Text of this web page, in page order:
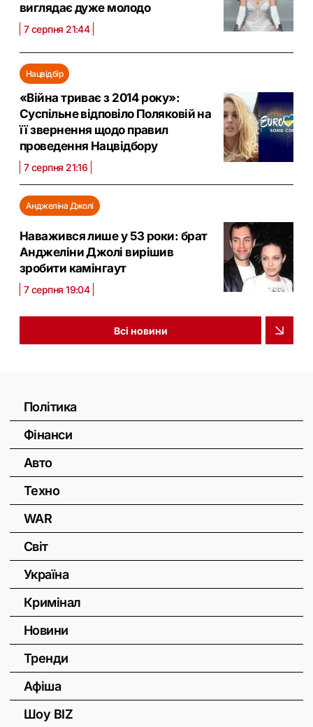
виглядає дуже молодо
7 серпня 21:44
Нацвідбір
«Війна триває з 2014 року»:
Суспільне відповіло Поляковій на
її звернення щодо правил
проведення Нацвідбору
7 серпня 21:16
Анджеліна Джолі
Наважився лише у 53 роки: брат
Анджеліни Джолі вирішив
зробити камінгаут
7 серпня 19:04
Всі новини
Політика
Фінанси
Авто
Техно
WAR
Світ
Україна
Кримінал
Новини
Тренди
Афіша
Шоу BIZ